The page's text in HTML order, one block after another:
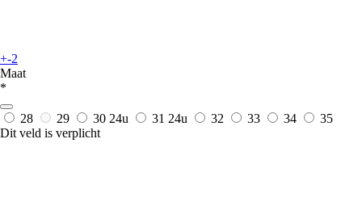
+-2
Maat
*
28 29 30 24u 31 24u 32 33 34
35
Dit veld is verplicht